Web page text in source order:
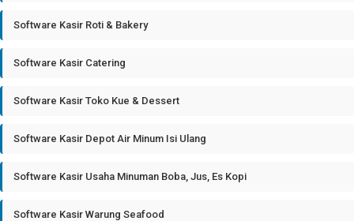
Software Kasir Roti & Bakery
Software Kasir Catering
Software Kasir Toko Kue & Dessert
Software Kasir Depot Air Minum Isi Ulang
Software Kasir Usaha Minuman Boba, Jus, Es Kopi
Software Kasir Warung Seafood